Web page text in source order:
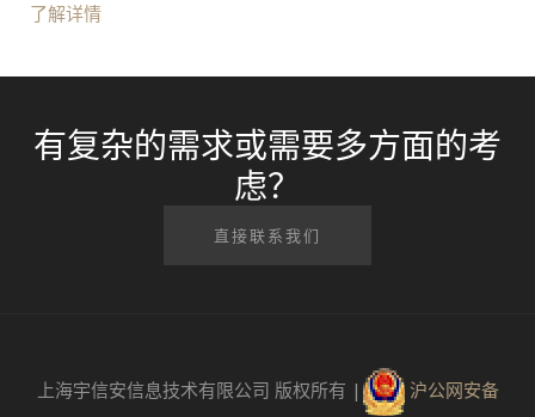
了解详情
有复杂的需求或需要多方面的考
虑？
直接联系我们
上海宇信安信息技术有限公司 版权所有 | 沪公网安备